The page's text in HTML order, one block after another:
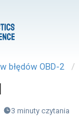
błędów OBD-2
3 minuty czytania